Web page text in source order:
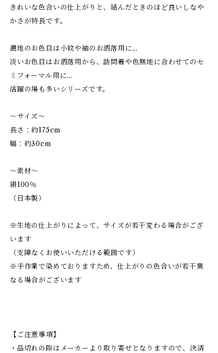
きれいな色合いの仕上がりと、結んだときのほど良いしなや
かさが特長です。
濃地のお色目は小紋や紬のお洒落用に...
淡いお色目はお洒落用から、訪問着や色無地に合わせてのセ
ミフォーマル用に...
活躍の場も多いシリーズです。
～サイズ～
長さ：約175cm
幅：約30cm
～素材～
絹100％
（日本製）
※生地の仕上がりによって、サイズが若干変わる場合がござ
います
（支障なくお使いいただける範囲です）
※手作業で染めておりますため、仕上がりの色合いが若干異
なる場合がございます
【ご注意事項】
・品切れの際はメーカーより取り寄せとなりますので、決済